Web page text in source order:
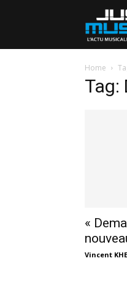
Home
Tag:
«
Vincent